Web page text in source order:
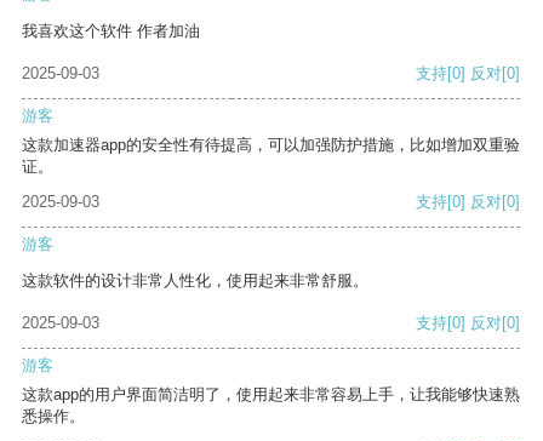
我喜欢这个软件 作者加油
2025-09-03 支持[0] 反对[0]
游客
这款加速器app的安全性有待提高，可以加强防护措施，比如增加双重验
证。
2025-09-03
支持[0] 反对[0]
游客
这款软件的设计非常人性化，使用起来非常舒服。
2025-09-03 支持[0] 反对[0]
游客
这款app的用户界面简洁明了，使用起来非常容易上手，让我能够快速熟
悉操作。